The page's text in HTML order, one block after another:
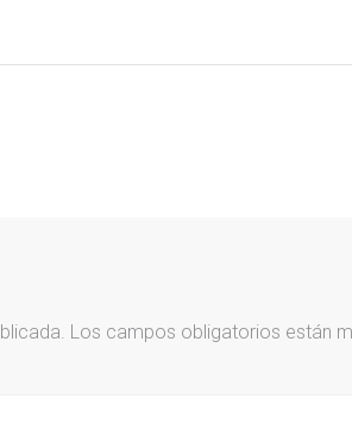
Los campos obligatorios están